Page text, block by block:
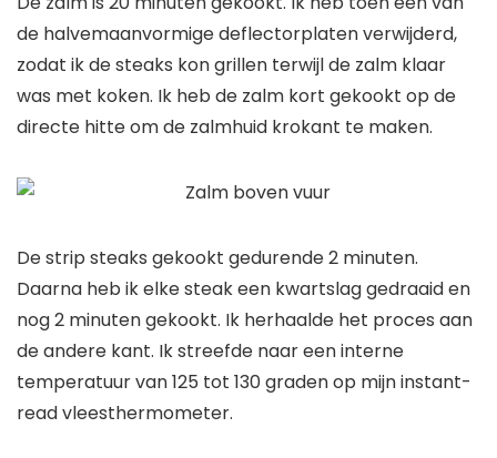
de halvemaanvormige deflectorplaten verwijderd,
zodat ik de steaks kon grillen terwijl de zalm klaar
was met koken. Ik heb de zalm kort gekookt op de
directe hitte om de zalmhuid krokant te maken.
De strip steaks gekookt gedurende 2 minuten.
Daarna heb ik elke steak een kwartslag gedraaid en
nog 2 minuten gekookt. Ik herhaalde het proces aan
de andere kant. Ik streefde naar een interne
temperatuur van 125 tot 130 graden op mijn instant-
read vleesthermometer.